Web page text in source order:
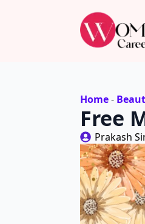
Home-
Free
Prakash